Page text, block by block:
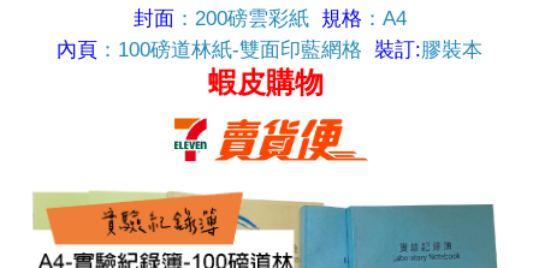
封面 ：200磅雲彩紙 規格 ：A4
內頁 ：100磅道林紙-雙面印藍網格 裝訂:膠裝本
蝦皮購物